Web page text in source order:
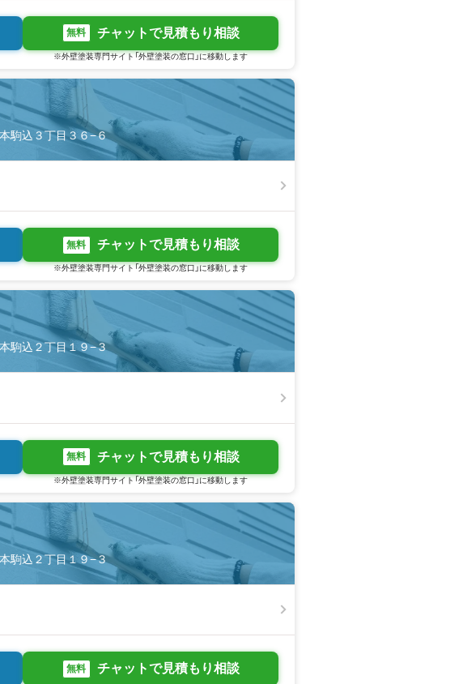
無料 チャットで見積もり相談
※外壁塗装専門サイト「外壁塗装の窓口」に移動します
駒込３丁目３６−６
無料 チャットで見積もり相談
※外壁塗装専門サイト「外壁塗装の窓口」に移動します
駒込２丁目１９−３
無料 チャットで見積もり相談
※外壁塗装専門サイト「外壁塗装の窓口」に移動します
駒込２丁目１９−３
無料 チャットで見積もり相談